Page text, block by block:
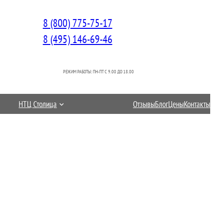
8 (800) 775-75-17
8 (495) 146-69-46
РЕЖИМ РАБОТЫ: ПН-ПТ C 9.00 ДО 18.00
НТЦ Столица ОтзывыБлогЦеныКонтакты